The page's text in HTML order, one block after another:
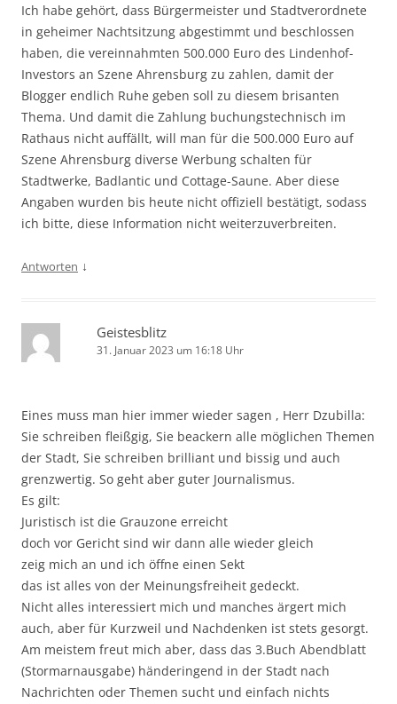
Ich habe gehört, dass Bürgermeister und Stadtverordnete
in geheimer Nachtsitzung abgestimmt und beschlossen
haben, die vereinnahmten 500.000 Euro des Lindenhof-
Investors an Szene Ahrensburg zu zahlen, damit der
Blogger endlich Ruhe geben soll zu diesem brisanten
Thema. Und damit die Zahlung buchungstechnisch im
Rathaus nicht auffällt, will man für die 500.000 Euro auf
Szene Ahrensburg diverse Werbung schalten für
Stadtwerke, Badlantic und Cottage-Saune. Aber diese
Angaben wurden bis heute nicht offiziell bestätigt, sodass
ich bitte, diese Information nicht weiterzuverbreiten.
Antworten ↓
Geistesblitz
31. Januar 2023 um 16:18 Uhr
Eines muss man hier immer wieder sagen , Herr Dzubilla:
Sie schreiben fleißgig, Sie beackern alle möglichen Themen
der Stadt, Sie schreiben brilliant und bissig und auch
grenzwertig. So geht aber guter Journalismus.
Es gilt:
Juristisch ist die Grauzone erreicht
doch vor Gericht sind wir dann alle wieder gleich
zeig mich an und ich öffne einen Sekt
das ist alles von der Meinungsfreiheit gedeckt.
Nicht alles interessiert mich und manches ärgert mich
auch, aber für Kurzweil und Nachdenken ist stets gesorgt.
Am meistem freut mich aber, dass das 3.Buch Abendblatt
(Stormarnausgabe) händeringend in der Stadt nach
Nachrichten oder Themen sucht und einfach nichts